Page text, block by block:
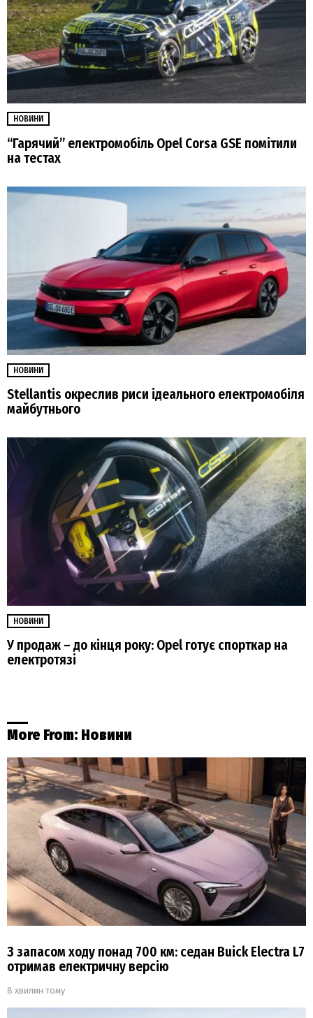
НОВИНИ
“Гарячий” електромобіль Opel Corsa GSE помітили
на тестах
НОВИНИ
Stellantis окреслив риси ідеального електромобіля
майбутнього
НОВИНИ
У продаж – до кінця року: Opel готує спорткар на
електротязі
More From: Новини
З запасом ходу понад 700 км: седан Buick Electra L7
отримав електричну версію
8 хвилин тому